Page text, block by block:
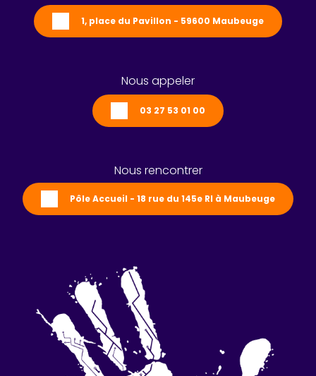
1, place du Pavillon - 59600 Maubeuge
Nous appeler
03 27 53 01 00
Nous rencontrer
Pôle Accueil - 18 rue du 145e RI à Maubeuge